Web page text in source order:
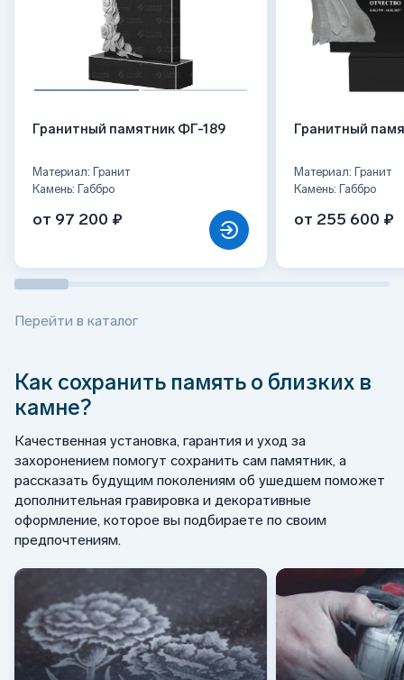
Гранитный памятник ФГ-189
Материал: Гранит
Камень: Габбро
от 97 200 ₽
Гранитный
Материал: Гранит
Камень: Габбро
от 255 600 ₽
Перейти в каталог
Как сохранить память о близких в
камне?
Качественная установка, гарантия и уход за
захоронением помогут сохранить сам памятник, а
рассказать будущим поколениям об ушедшем поможет
дополнительная гравировка и декоративные
оформление, которое вы подбираете по своим
предпочтениям.